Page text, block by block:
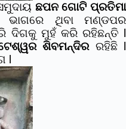
ଛପନ ଗୋଟି ପ୍ରତିମା
ଭାଗରେ ଥିବା ମଣ୍ଡପର
ଦିଗକୁ ମୁହଁ କରି ରହିଛନ୍ତି l
ଶିବମନ୍ଦିରରହିଛି l
l